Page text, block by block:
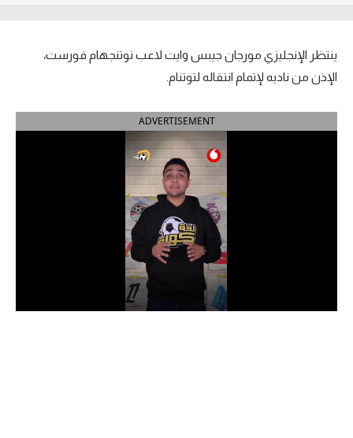
الدوري الإنجليزي الممتاز
الدوري الإسباني
الدوري السعودي للمحترفين
ينتظر الإنجليزي مورجان جيبس وايت لاعب نوتنجهام فورست،
الإذن من ناديه لإتمام انتقاله لتوتنام.
ADVERTISEMENT